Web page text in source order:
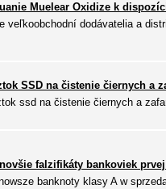
Muelear Oxidize k
veľkoobchodní dodávatelia a
SSD na čistenie čiernych a
ssd na čistenie čiernych a
falzifikáty bankoviek
banknoty klasy A w